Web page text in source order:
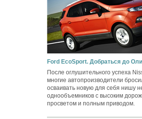
Ford EcoSport. Добраться до
После оглушительного успеха
многие автопроизводители
осваивать новую для себя нишу
однообъемников с высоким
просветом и полным приводом.